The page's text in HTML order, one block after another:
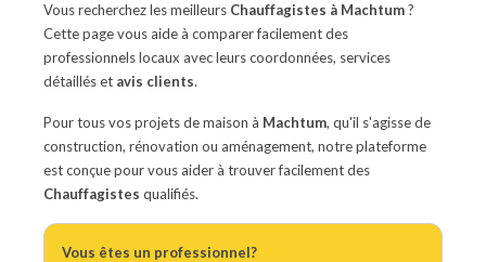
Vous recherchez les meilleurs Chauffagistes à Machtum?
Cette page vous aide à comparer facilement des
professionnels locaux avec leurs coordonnées, services
détaillés et avis clients.
Pour tous vos projets de maison à Machtum, qu'il s'agisse de
construction, rénovation ou aménagement, notre plateforme
est conçue pour vous aider à trouver facilement des
Chauffagistes qualifiés.
Vous êtes un professionnel?